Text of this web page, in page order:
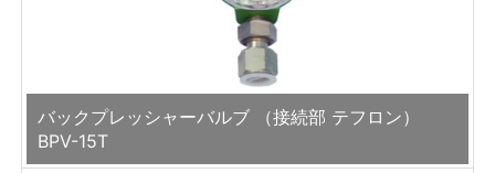
バックプレッシャーバルブ （接続部 テフロン）
BPV-15T